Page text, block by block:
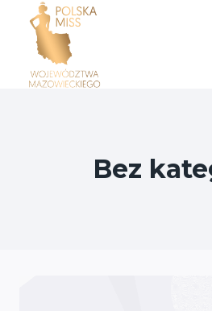
Przejdź
Bez